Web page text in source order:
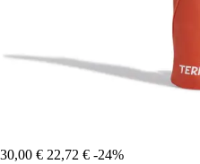
30,00 € 22,72 € -24%